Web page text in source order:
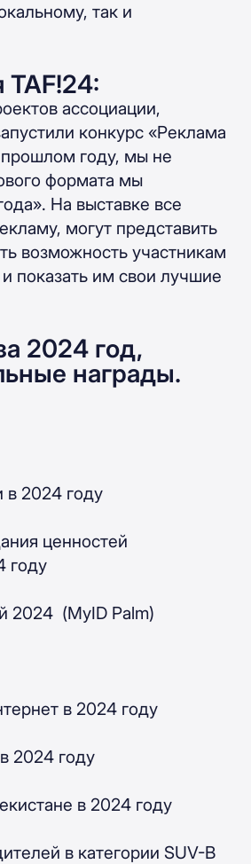
так и
ассоциации,
конкурс «Реклама
прошлом году, мы не
формата мы
На выставке все
могут представить
возможность участникам
показать им свои лучшие
2024 год,
награды.
в 2024 году
ценностей
году
2024 (MyID Palm)
в 2024 году
2024 году
в 2024 году
в категории SUV-B